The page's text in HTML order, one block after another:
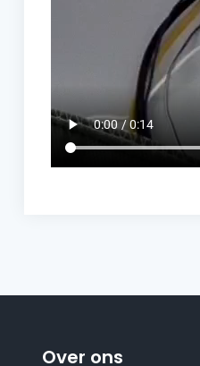
Over ons